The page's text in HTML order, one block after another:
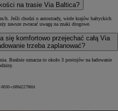
na trasie Via Baltica?
h. Jeśli chodzi o autostrady, wiele krajów bałtyckich
zawsze zwracać uwagę na znaki drogowe.
się komfortowo przejechać całą Via
trzeba zaplanować?
Realnie oznacza to około 3 postojów na ładowanie
c689d22798fd